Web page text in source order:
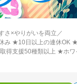
さ×やりがいを両立／
み ★10日以上の連休OK
得支援50種類以上 ★ホワ